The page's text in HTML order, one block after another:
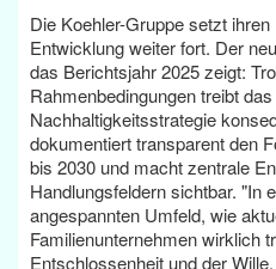
Die Koehler-Gruppe setzt
Entwicklung weiter fort. Der
das Berichtsjahr 2025 zeigt:
Rahmenbedingungen treibt
Nachhaltigkeitsstrategie
dokumentiert transparent den
bis 2030 und macht zentrale
Handlungsfeldern sichtbar. "In
angespannten Umfeld, wie
Familienunternehmen wirklich
Entschlossenheit und der